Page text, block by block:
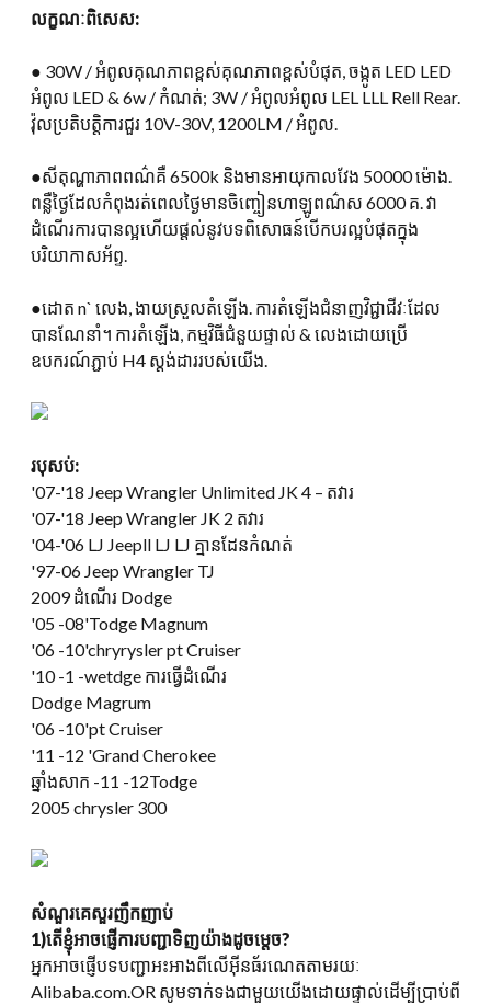
លក្ខណៈពិសេស:
● 30W / អំពូលគុណភាពខ្ពស់គុណភាពខ្ពស់បំផុត, ចង្កូត LED LED
អំពូល LED & 6w / កំណត់; 3W / អំពូលអំពូល LEL LLL Rell Rear.
វ៉ុលប្រតិបត្តិការជួរ 10V-30V, 1200LM / អំពូល.
●សីតុណ្ហាភាពពណ៌គឺ 6500k និងមានអាយុកាលវែង 50000 ម៉ោង.
ពន្លឺថ្ងៃដែលកំពុងរត់ពេលថ្ងៃមានចិញ្ចៀនហាឡូពណ៌ស 6000 គ. វា
ដំណើរការបានល្អហើយផ្តល់នូវបទពិសោធន៍បើកបរល្អបំផុតក្នុង
បរិយាកាសអ័ព្ទ.
●ដោត n` លេង, ងាយស្រួលតំឡើង. ការតំឡើងជំនាញវិជ្ជាជីវៈដែល
បានណែនាំ។ ការតំឡើង, កម្មវិធីជំនួយផ្ទាល់ & លេងដោយប្រើ
ឧបករណ៍ភ្ជាប់ H4 ស្តង់ដាររបស់យើង.
របុសប់:
'07-'18 Jeep Wrangler Unlimited JK4 – តវារ
'07-'18 Jeep Wrangler JK 2 តវារ
'04-'06 LJ Jeepll LJ LJ គ្មានដែនកំណត់
'97-06 Jeep Wrangler TJ
2009 ដំណើរ Dodge
'05 -08'Todge Magnum
'06 -10'chryrysler pt Cruiser
'10 -1 -wetdge ការធ្វើដំណើរ
Dodge Magrum
'06 -10'pt Cruiser
'11 -12 'Grand Cherokee
ឆ្នាំងសាក -11 -12Todge
2005 chrysler 300
សំណួរគេសួរញឹកញាប់
1)តើខ្ញុំអាចផ្ញើការបញ្ជាទិញយ៉ាងដូចម្តេច?
អ្នកអាចផ្ញើបទបញ្ជាអះអាងពីលើអ៊ីនធ័រណេតតាមរយៈ
Alibaba.com.OR សូមទាក់ទងជាមួយយើងដោយផ្ទាល់ដើម្បីប្រាប់ពី